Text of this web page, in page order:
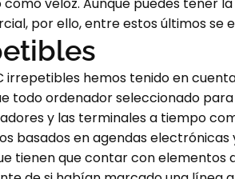
por ello, entre estos últimos se
irrepetibles hemos tenido en
todo ordenador seleccionado
y las terminales a tiempo
basados en agendas electrónicas
tienen que contar con